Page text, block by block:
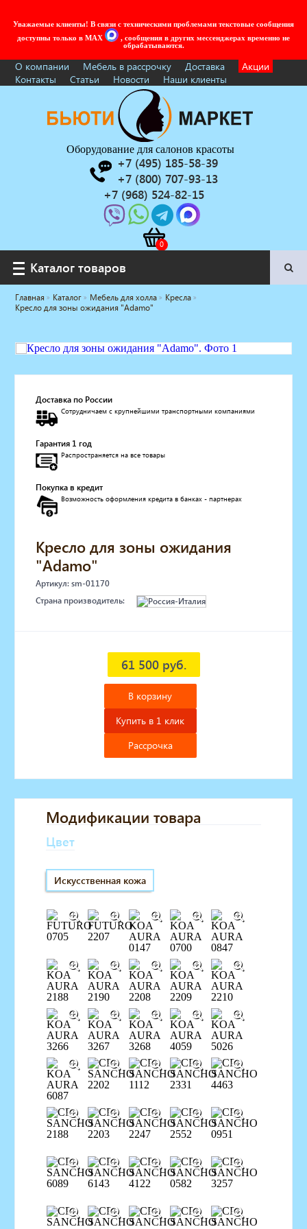
Уважаемые клиенты! В связи с техническими проблемами текстовые сообщения
доступны только в MAX
, сообщения в других мессенджерах временно не
обрабатываются.
О компании Мебель в рассрочку Доставка
Акции
Контакты
Статьи Новости Наши клиенты
Оборудование для салонов красоты
+7 (495) 185-58-39
+7 (800) 707-93-13
+7 (968) 524-82-15
Каталог товаров
Каталог товаров
Услуги под ключ
Оборудование с регистрационным
Косметологическое оборудование
Маникюрное оборудование
Педикюрное оборудование
Массажное и SPA оборудование
Стерилизаторы
Оборудование для визажистов
Оборудование для нейл-бара
Коллагенарий
Депиляция
Мебель в стиле Лофт
Доставка за один день
Главная Каталог Мебель для холла
Кресла
Кресло для зоны ожидания "Adamo"
Доставка по России
Сотрудничаем с крупнейшими транспортными компаниями
Гарантия 1 год
Распространяется на все товары
Покупка в кредит
Возможность оформления кредита в банках - партнерах
Кресло для зоны ожидания
"Adamo"
Артикул: sm-01170
Страна производитель:
61 500 руб.
В корзину
Купить в 1 клик
Рассрочка
Модификации товара
Цвет
Искусственная кожа